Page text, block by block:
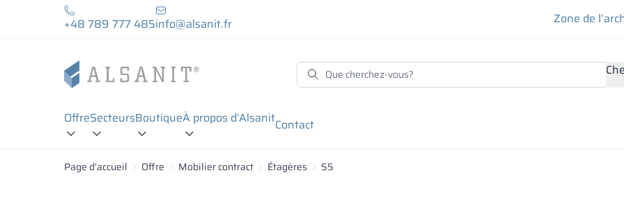
+48 789 777 485info@alsanit.fr Zone de
OffreSecteursBoutiqueÀ propos d’AlsanitContact
Page d'accueil Offre Mobilier contract Étagères S5